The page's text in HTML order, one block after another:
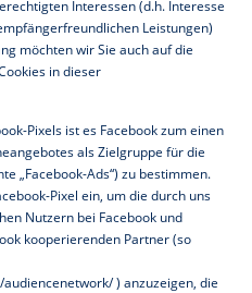
Interessen (d.h. Interesse
Leistungen)
möchten wir Sie auch auf die
in dieser
Pixels ist es Facebook zum einen
als Zielgruppe für die
„Facebook-Ads“) zu bestimmen.
Pixel ein, um die durch uns
Nutzern bei Facebook und
kooperierenden Partner (so
audiencenetwork/) anzuzeigen, die